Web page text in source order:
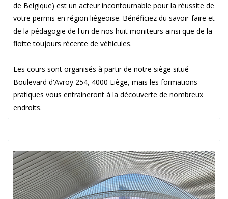
de Belgique) est un acteur incontournable pour la réussite de
votre permis en région liégeoise. Bénéficiez du savoir-faire et
de la pédagogie de l'un de nos huit moniteurs ainsi que de la
flotte toujours récente de véhicules.
Les cours sont organisés à partir de notre siège situé
Boulevard d'Avroy 254, 4000 Liège, mais les formations
pratiques vous entraineront à la découverte de nombreux
endroits.